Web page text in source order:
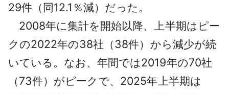
29件（同12.1％減）だった。
2008年に集計を開始以降、上半期はピー
クの2022年の38社（38件）から減少が続
いている。なお、年間では2019年の70社
（73件）がピークで、2025年上半期は